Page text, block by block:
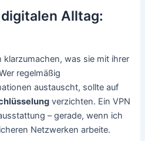
Alltag:
was sie mit ihrer
regelmäßig
austauscht, sollte auf
verzichten. Ein VPN
– gerade, wenn ich
Netzwerken arbeite.